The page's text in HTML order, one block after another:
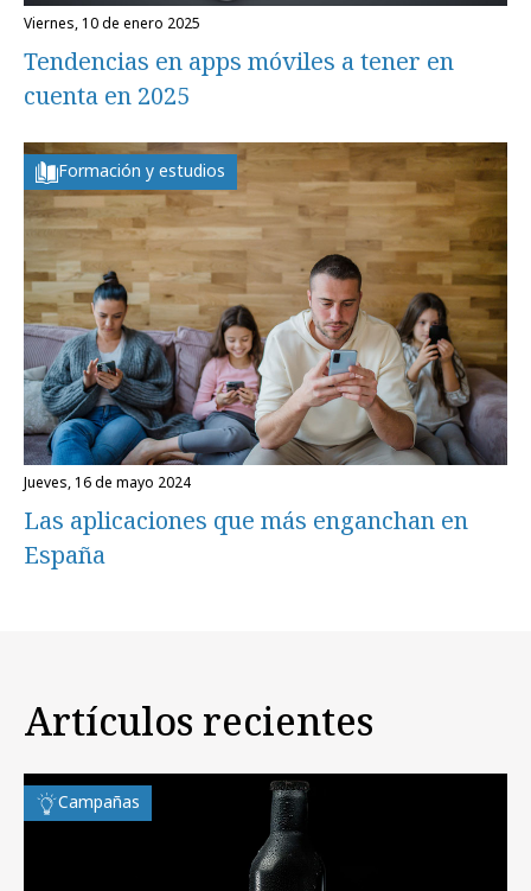
viernes, 10 de enero 2025
Tendencias en apps móviles a tener en
cuenta en 2025
Formación y estudios
jueves, 16 de mayo 2024
Las aplicaciones que más enganchan en
España
Artículos recientes
Campañas